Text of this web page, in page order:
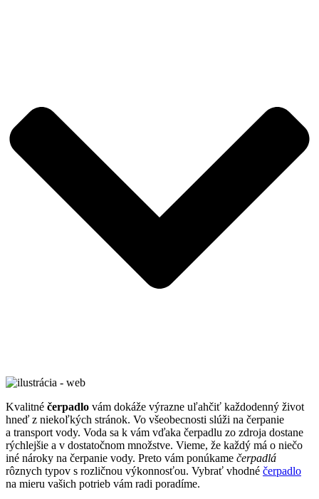
Kvalitné čerpadlo vám dokáže výrazne uľahčiť každodenný život
hneď z niekoľkých stránok. Vo všeobecnosti slúži na čerpanie
a transport vody. Voda sa k vám vďaka čerpadlu zo zdroja dostane
rýchlejšie a v dostatočnom množstve. Vieme, že každý má o niečo
iné nároky na čerpanie vody. Preto vám ponúkame čerpadlá
rôznych typov s rozličnou výkonnosťou. Vybrať vhodné čerpadlo
na mieru vašich potrieb vám radi poradíme.